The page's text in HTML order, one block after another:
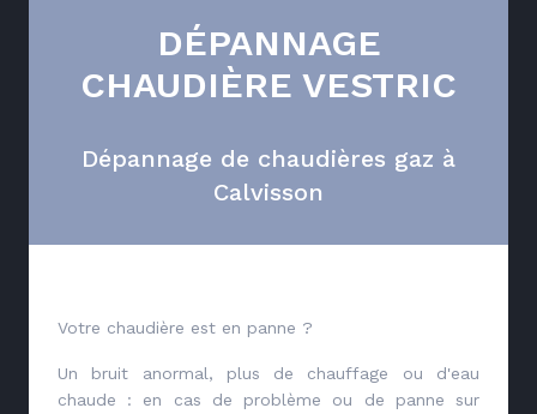
DÉPANNAGE
CHAUDIÈRE VESTRIC
Dépannage de chaudières gaz à
Calvisson
Votre chaudière est en panne ?
Un bruit anormal, plus de chauffage ou d'eau
chaude : en cas de problème ou de panne sur